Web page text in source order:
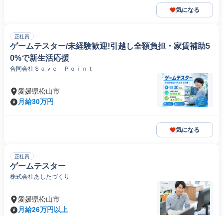
気になる
正社員
ゲームテスター/未経験歓迎!引越し全額負担・家賃補助5
0%で新生活応援
合同会社Ｓａｖｅ Ｐｏｉｎｔ
愛媛県松山市
月給30万円
気になる
正社員
ゲームテスター
株式会社あしたづくり
愛媛県松山市
月給26万円以上